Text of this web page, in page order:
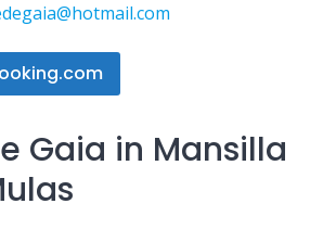
Gaia in Mansilla